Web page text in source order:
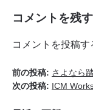
コメントを残す
コメントを投稿す
前の投稿: さよなら
次の投稿: ICM